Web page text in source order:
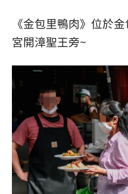
《金包里鴨肉》位於
宮開漳聖王旁~